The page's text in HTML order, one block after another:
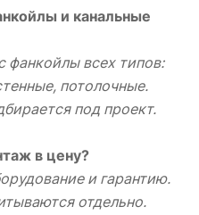
и канальные
всех типов:
потолочные.
под проект.
в цену?
и гарантию.
отдельно.